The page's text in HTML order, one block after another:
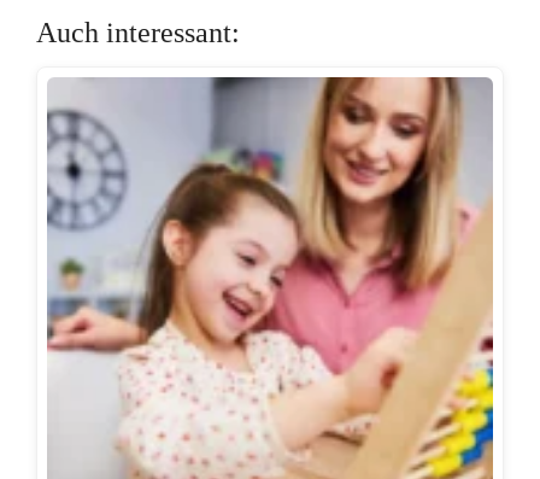
Auch interessant: